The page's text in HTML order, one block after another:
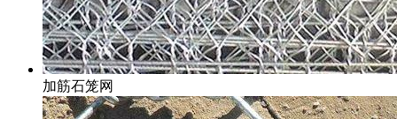
加筋石笼网